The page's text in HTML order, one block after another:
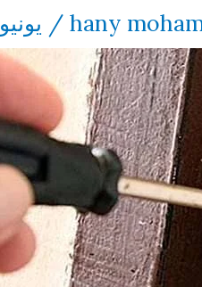
hany
/ يونيو 13, 2021